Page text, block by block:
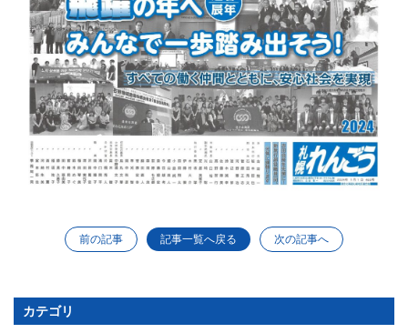
前の記事 記事一覧へ戻る 次の記事へ
カテゴリ